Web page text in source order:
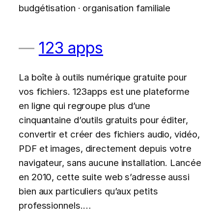
budgétisation · organisation familiale
123 apps
La boîte à outils numérique gratuite pour
vos fichiers. 123apps est une plateforme
en ligne qui regroupe plus d’une
cinquantaine d’outils gratuits pour éditer,
convertir et créer des fichiers audio, vidéo,
PDF et images, directement depuis votre
navigateur, sans aucune installation. Lancée
en 2010, cette suite web s’adresse aussi
bien aux particuliers qu’aux petits
professionnels.…